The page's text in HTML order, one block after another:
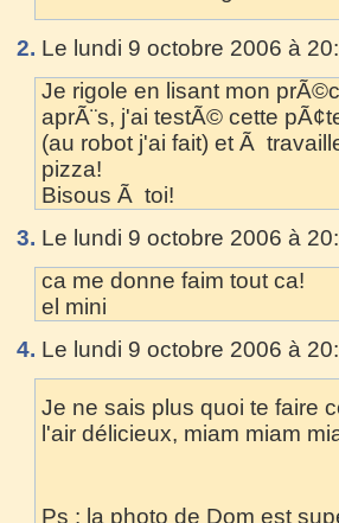
2. Le lundi 9 octobre 2006 à
Je rigole en lisant mon
aprÃ¨s, j'ai testÃ© cette
(au robot j'ai fait) et Ã
pizza!
Bisous Ã toi!
3. Le lundi 9 octobre 2006 à
ca me donne faim tout ca!
el mini
4. Le lundi 9 octobre 2006 à
Je ne sais plus quoi te faire
l'air délicieux, miam miam
Ps : la photo de Dom est